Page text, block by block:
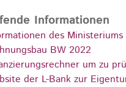
Informationen
des
BW 2022
um zu
der L-Bank zur